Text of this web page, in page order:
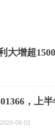
大增超
，上
08-02